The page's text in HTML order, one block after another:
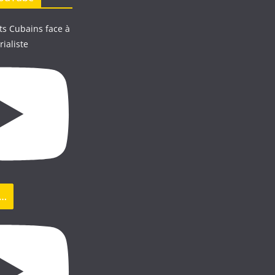
Cubains face à